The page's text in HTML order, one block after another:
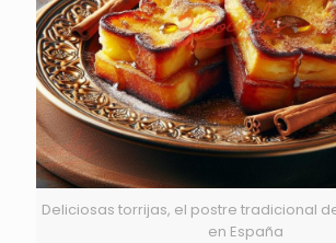
Deliciosas torrijas, el postre tradicional
en España